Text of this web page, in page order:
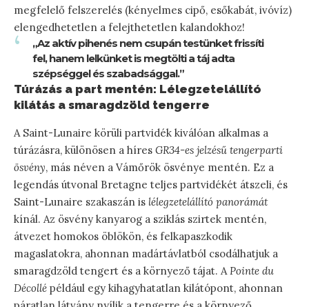
megfelelő felszerelés (kényelmes cipő, esőkabát, ivóvíz)
elengedhetetlen a felejthetetlen kalandokhoz!
„Az aktív pihenés nem csupán testünket frissíti
fel, hanem lelkünket is megtölti a táj adta
szépséggel és szabadsággal.”
Túrázás a part mentén: Lélegzetelállító
kilátás a smaragdzöld tengerre
A Saint-Lunaire körüli partvidék kiválóan alkalmas a
túrázásra, különösen a híres GR34-es jelzésű tengerparti
ösvény, más néven a Vámőrök ösvénye mentén. Ez a
legendás útvonal Bretagne teljes partvidékét átszeli, és
Saint-Lunaire szakaszán is lélegzetelállító panorámát
kínál. Az ösvény kanyarog a sziklás szirtek mentén,
átvezet homokos öblökön, és felkapaszkodik
magaslatokra, ahonnan madártávlatból csodálhatjuk a
smaragdzöld tengert és a környező tájat. A Pointe du
Décollé például egy kihagyhatatlan kilátópont, ahonnan